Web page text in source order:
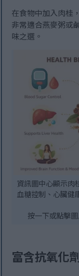
在食物中加入肉桂
非常適合燕麥粥或
味之選。
資訊圖中心顯示肉
血糖控制、心臟健
按一下或點擊
富含抗氧化